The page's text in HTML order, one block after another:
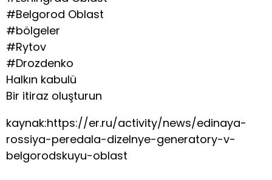
#Belgorod Oblast
#bölgeler
#Rytov
#Drozdenko
Halkın kabulü
Bir itiraz oluşturun
kaynak:https://er.ru/activity/news/edinaya-
rossiya-peredala-dizelnye-generatory-v-
belgorodskuyu-oblast